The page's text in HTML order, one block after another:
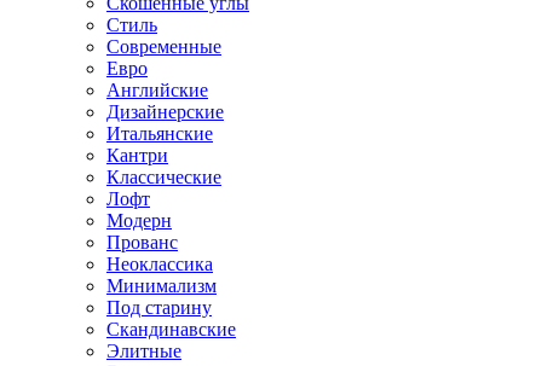
Стиль
Современные
Евро
Английские
Дизайнерские
Итальянские
Кантри
Классические
Лофт
Модерн
Прованс
Неоклассика
Минимализм
Под старину
Скандинавские
Элитные